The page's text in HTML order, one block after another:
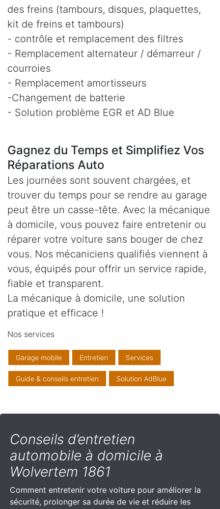
des freins (tambours, disques, plaquettes,
kit de freins et tambours)
- contrôle et remplacement des filtres
- Remplacement alternateur / démarreur /
courroies
- Remplacement amortisseurs
-Changement de batterie
- Solution problème EGR et AD Blue
Gagnez du Temps et Simplifiez Vos
Réparations Auto
Les journées sont souvent chargées, et
trouver du temps pour se rendre au garage
peut être un casse-tête. Avec la mécanique
à domicile, vous pouvez faire entretenir ou
réparer votre voiture sans bouger de chez
vous. Nos mécaniciens qualifiés viennent à
vous, équipés pour offrir un service rapide,
fiable et transparent.
La mécanique à domicile, une solution
pratique et efficace !
Nos services
Garage mobile Entretien Services
Guide & conseils entretien Solution AdBlue
Conseils d’entretien
automobile à domicile à
Wolvertem 1861
Comment entretenir votre voiture pour améliorer la
sécurité, prolonger sa durée de vie et réduire les